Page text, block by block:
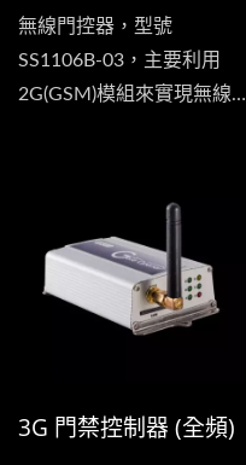
無線門控器，型號
SS1106B-03，主要利用
2G(GSM)模組來實現無線控
不會產生任何通話費用。
3G 門禁控制器 (全頻)